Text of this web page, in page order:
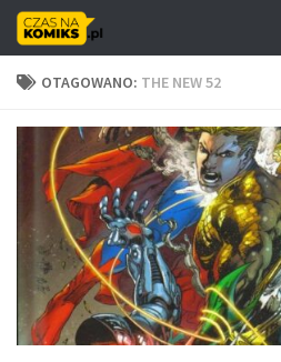
Skip to content
OTAGOWANO: THE NEW 52